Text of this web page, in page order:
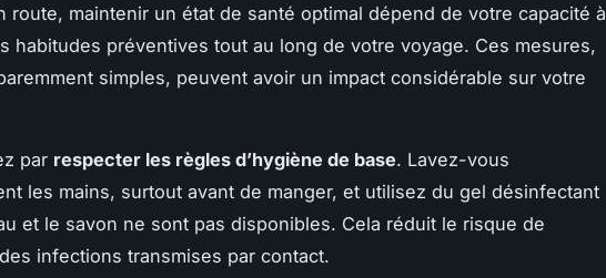
route, maintenir un état de santé optimal dépend de votre capacité à
habitudes préventives tout au long de votre voyage. Ces mesures,
simples, peuvent avoir un impact considérable sur votre
par respecter les règles d’hygiène de base. Lavez-vous
les mains, surtout avant de manger, et utilisez du gel désinfectant
et le savon ne sont pas disponibles. Cela réduit le risque de
infections transmises par contact.